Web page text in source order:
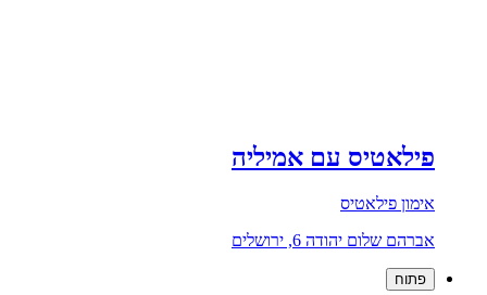
פילאטיס עם אמיליה
אימון פילאטיס
אברהם שלום יהודה 6, ירושלים
פתוח